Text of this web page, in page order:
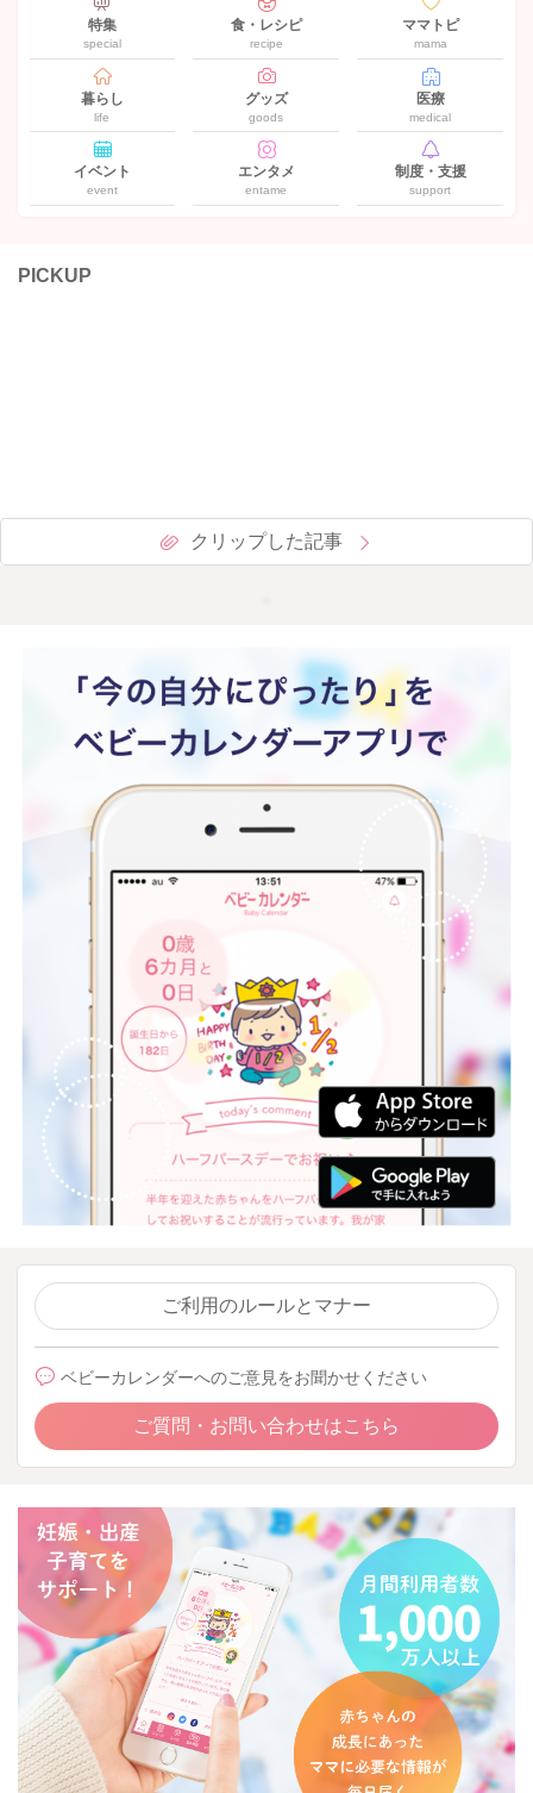
特集
special
食・レシピ
recipe
ママトピ
mama
暮らし
life
グッズ
goods
医療
medical
イベント
event
エンタメ
entame
制度・支援
support
PICKUP
クリップした記事
ご利用のルールとマナー
ベビーカレンダーへのご意見をお聞かせください
ご質問・お問い合わせはこちら